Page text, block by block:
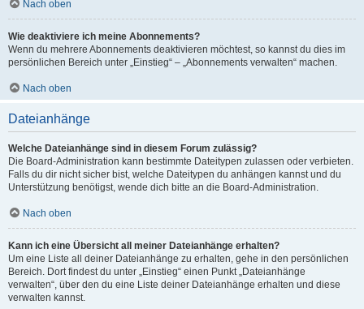
Nach oben
Wie deaktiviere ich meine Abonnements?
Wenn du mehrere Abonnements deaktivieren möchtest, so kannst du dies im
persönlichen Bereich unter „Einstieg“ – „Abonnements verwalten“ machen.
Nach oben
Dateianhänge
Welche Dateianhänge sind in diesem Forum zulässig?
Die Board-Administration kann bestimmte Dateitypen zulassen oder verbieten.
Falls du dir nicht sicher bist, welche Dateitypen du anhängen kannst und du
Unterstützung benötigst, wende dich bitte an die Board-Administration.
Nach oben
Kann ich eine Übersicht all meiner Dateianhänge erhalten?
Um eine Liste all deiner Dateianhänge zu erhalten, gehe in den persönlichen
Bereich. Dort findest du unter „Einstieg“ einen Punkt „Dateianhänge
verwalten“, über den du eine Liste deiner Dateianhänge erhalten und diese
verwalten kannst.